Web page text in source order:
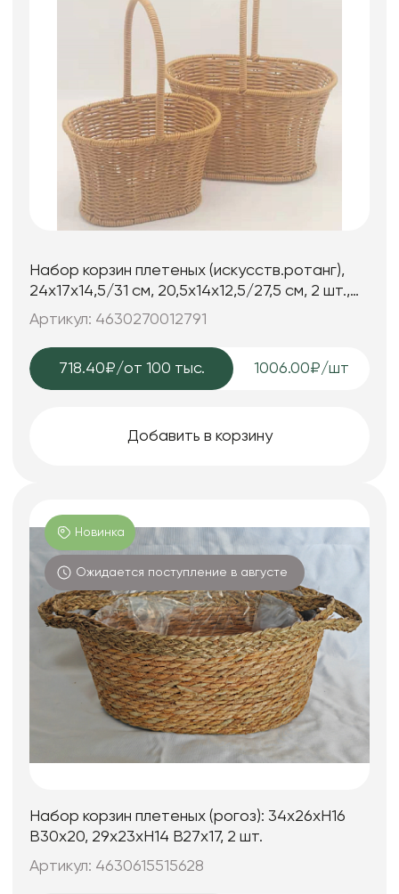
Набор корзин плетеных (искусств.ротанг),
24x17x14,5/31 см, 20,5x14x12,5/27,5 см, 2 шт.,
натуральный
Артикул: 4630270012791
718.40₽/от 100 тыс. 1006.00₽/шт
Добавить в корзину
Новинка
Ожидается поступление в августе
Набор корзин плетеных (рогоз): 34x26xH16
B30x20, 29x23xH14 B27x17, 2 шт.
Артикул: 4630615515628